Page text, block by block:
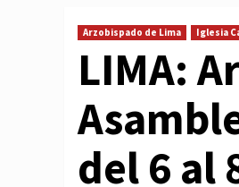
Arzobispado de Lima Iglesia
LIMA:
del 6 al